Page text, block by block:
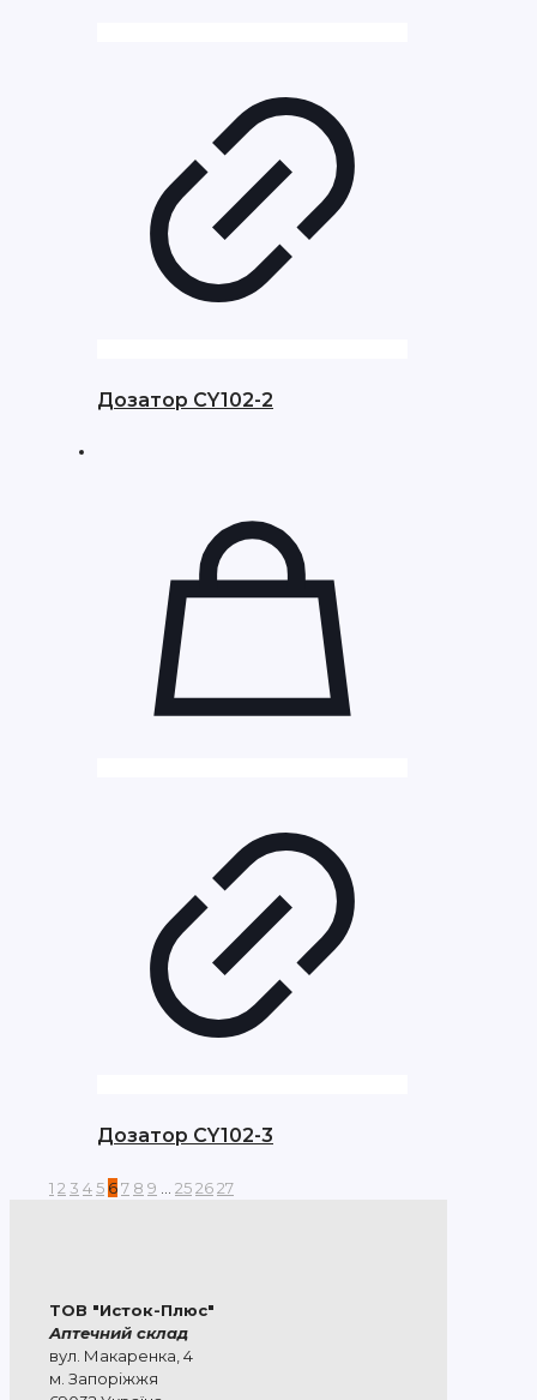
Дозатор CY102-2
Дозатор CY102-3
1 2 3 45 67 8 9 252627
ТОВ "Исток-Плюс"
Аптечний склад
вул. Макаренка, 4
м. Запоріжжя